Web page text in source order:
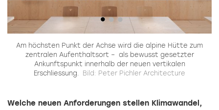
Am höchsten Punkt der Achse wird die alpine Hütte zum
zentralen Aufenthaltsort – als bewusst gesetzter
Ankunftspunkt innerhalb der neuen vertikalen
Erschliessung.
Bild: Peter Pichler Architecture
Welche neuen Anforderungen stellen Klimawandel,